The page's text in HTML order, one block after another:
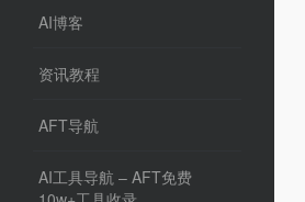
AI博客
资讯教程
AFT导航
AI工具导航 – AFT免费